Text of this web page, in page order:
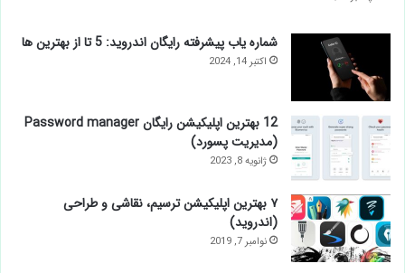
شماره یاب پیشرفته رایگان اندروید: 5 تا از بهترین ها
اکتبر 14, 2024
12 بهترین اپلیکیشن رایگان Password manager
(مدیریت پسورد)
ژانویه 8, 2023
۷ بهترین اپلیکیشن ترسیم، نقاشی و طراحی
(اندروید)
نوامبر 7, 2019